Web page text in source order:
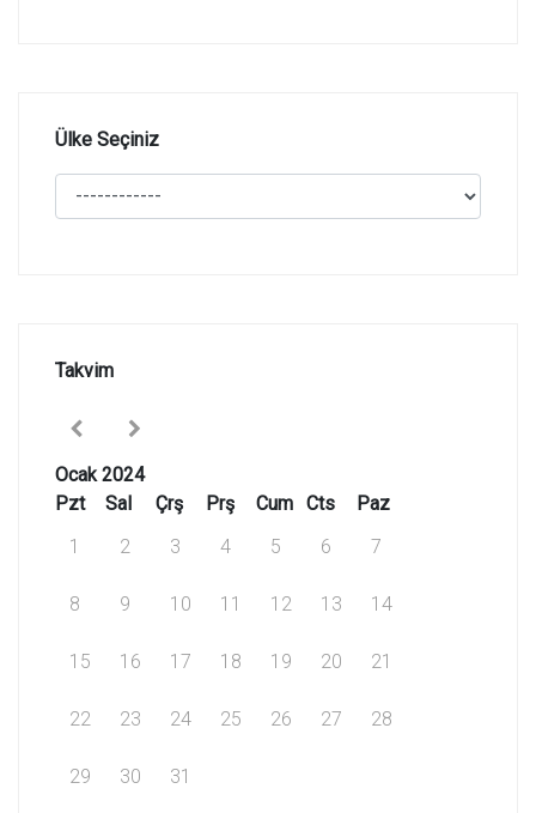
Ülke Seçiniz
Takvim
Ocak 2024
Pzt
Sal Çrş Prş Cum Cts
Paz
1
2 3 4 5 6 7
8 9 10 11 12 13 14
15 16 17 18 19 20 21
22 23 24 25 26 27 28
29 30 31